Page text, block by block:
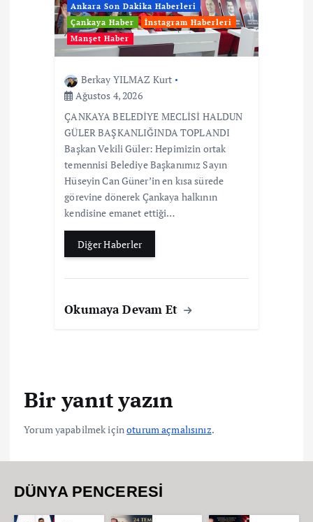
Ankara Son Dakika Haberleri
Çankaya Haber
İnstagram Haberleri
Manşet Haber
Berkay YILMAZ Kurt
Ağustos 4, 2026
ÇANKAYA BELEDİYE MECLİSİ HALDUN
GÜLER BAŞKANLIĞINDA TOPLANDI
Başkan Vekili Güler: Hepimizin ortak
temennisi Belediye Başkanımız Sayın
Hüseyin Can Güner’in en kısa sürede
görevine dönerek Çankaya halkının
kendisine emanet ettiği…
Diğer Haberler
Okumaya Devam Et
Bir yanıt yazın
Yorum yapabilmek içinoturum açmalısınız.
DÜNYA PENCERESİ